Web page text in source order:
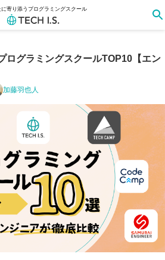
に寄り添うプログラミングスクール
ログラミングスクールTOP10【エン
加藤羽也人